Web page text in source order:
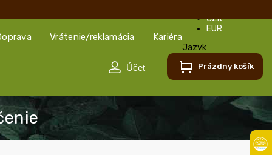
Vrátenie/reklamácia Kariéra
CZK
EUR
Jazyk
Slovenčina
Prázdny košík